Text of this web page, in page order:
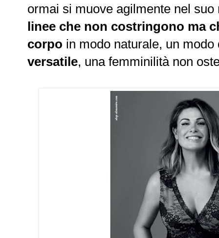
ormai si muove agilmente nel suo
linee che non costringono ma
corpo in modo naturale, un
versatile, una femminilità non